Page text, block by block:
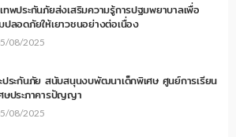
ทพประกันภัยส่งเสริมความรู้การปฐมพยาบาลเพื่อ
ปลอดภัยให้เยาวชนอย่างต่อเนื่อง
08/2025
ประกันภัย สนับสนุนงบพัฒนาเด็กพิเศษ ศูนย์การเรียน
ษประภาคารปัญญา
08/2025